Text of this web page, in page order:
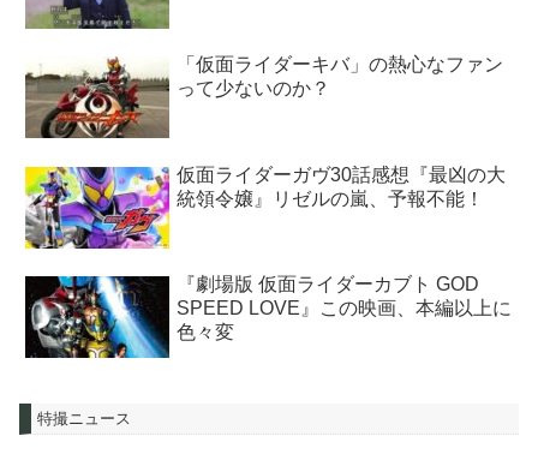
「仮面ライダーキバ」の熱心なファン
って少ないのか？
仮面ライダーガヴ30話感想『最凶の大
統領令嬢』リゼルの嵐、予報不能！
『劇場版 仮面ライダーカブト GOD
SPEED LOVE』この映画、本編以上に
色々変
特撮ニュース